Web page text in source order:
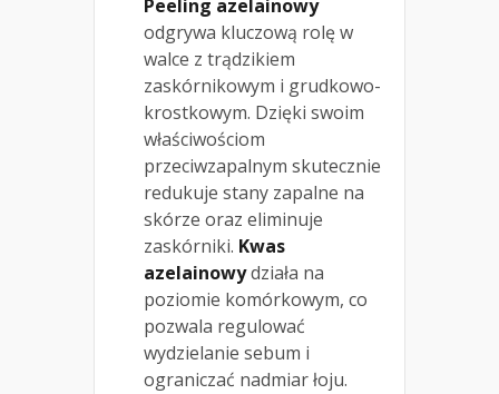
Peeling azelainowy
odgrywa kluczową rolę w
walce z trądzikiem
zaskórnikowym i grudkowo-
krostkowym. Dzięki swoim
właściwościom
przeciwzapalnym skutecznie
redukuje stany zapalne na
skórze oraz eliminuje
zaskórniki. Kwas
azelainowydziała na
poziomie komórkowym, co
pozwala regulować
wydzielanie sebum i
ograniczać nadmiar łoju.